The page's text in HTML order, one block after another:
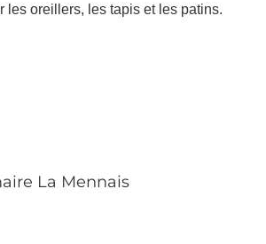
les oreillers, les tapis et les patins.
La Mennais